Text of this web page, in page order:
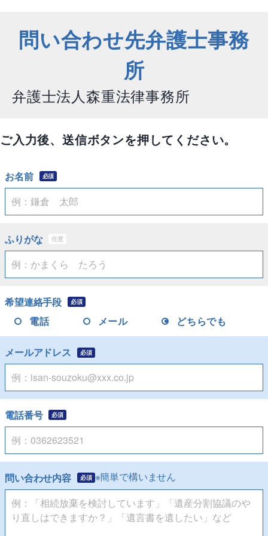
問い合わせ先弁護士事務
所
弁護士法人森重法律事務所
ご入力後、送信ボタンを押してください。
お名前 必須
ふりがな 任意
希望連絡手段 必須
電話 メール どちらでも
メールアドレス 必須
電話番号 必須
問い合わせ内容 必須 ※簡単で構いません